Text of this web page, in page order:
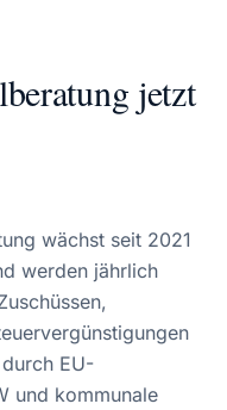
jetzt
wächst seit 2021
werden jährlich
EU-
und kommunale